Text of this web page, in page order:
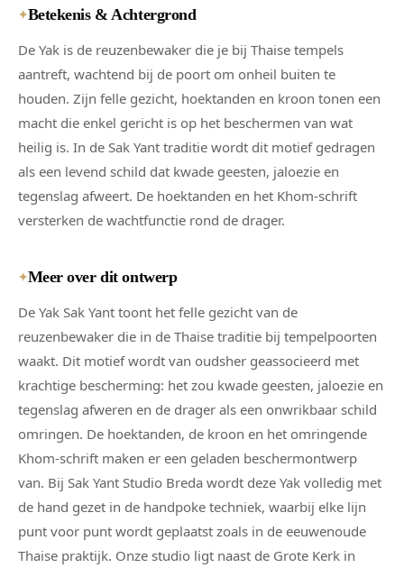
✦Betekenis & Achtergrond
De Yak is de reuzenbewaker die je bij Thaise tempels
aantreft, wachtend bij de poort om onheil buiten te
houden. Zijn felle gezicht, hoektanden en kroon tonen een
macht die enkel gericht is op het beschermen van wat
heilig is. In de Sak Yant traditie wordt dit motief gedragen
als een levend schild dat kwade geesten, jaloezie en
tegenslag afweert. De hoektanden en het Khom-schrift
versterken de wachtfunctie rond de drager.
✦Meer over dit ontwerp
De Yak Sak Yant toont het felle gezicht van de
reuzenbewaker die in de Thaise traditie bij tempelpoorten
waakt. Dit motief wordt van oudsher geassocieerd met
krachtige bescherming: het zou kwade geesten, jaloezie en
tegenslag afweren en de drager als een onwrikbaar schild
omringen. De hoektanden, de kroon en het omringende
Khom-schrift maken er een geladen beschermontwerp
van. Bij Sak Yant Studio Breda wordt deze Yak volledig met
de hand gezet in de handpoke techniek, waarbij elke lijn
punt voor punt wordt geplaatst zoals in de eeuwenoude
Thaise praktijk. Onze studio ligt naast de Grote Kerk in